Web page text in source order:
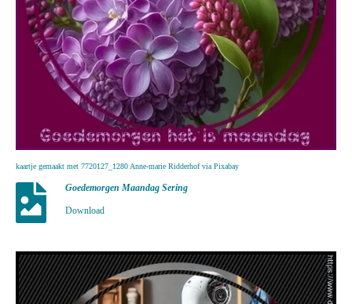
kaartje gemaakt met 7720127_1280 Anne-marie Ridderhof via Pixabay
Goedemorgen Maandag Sering
Download